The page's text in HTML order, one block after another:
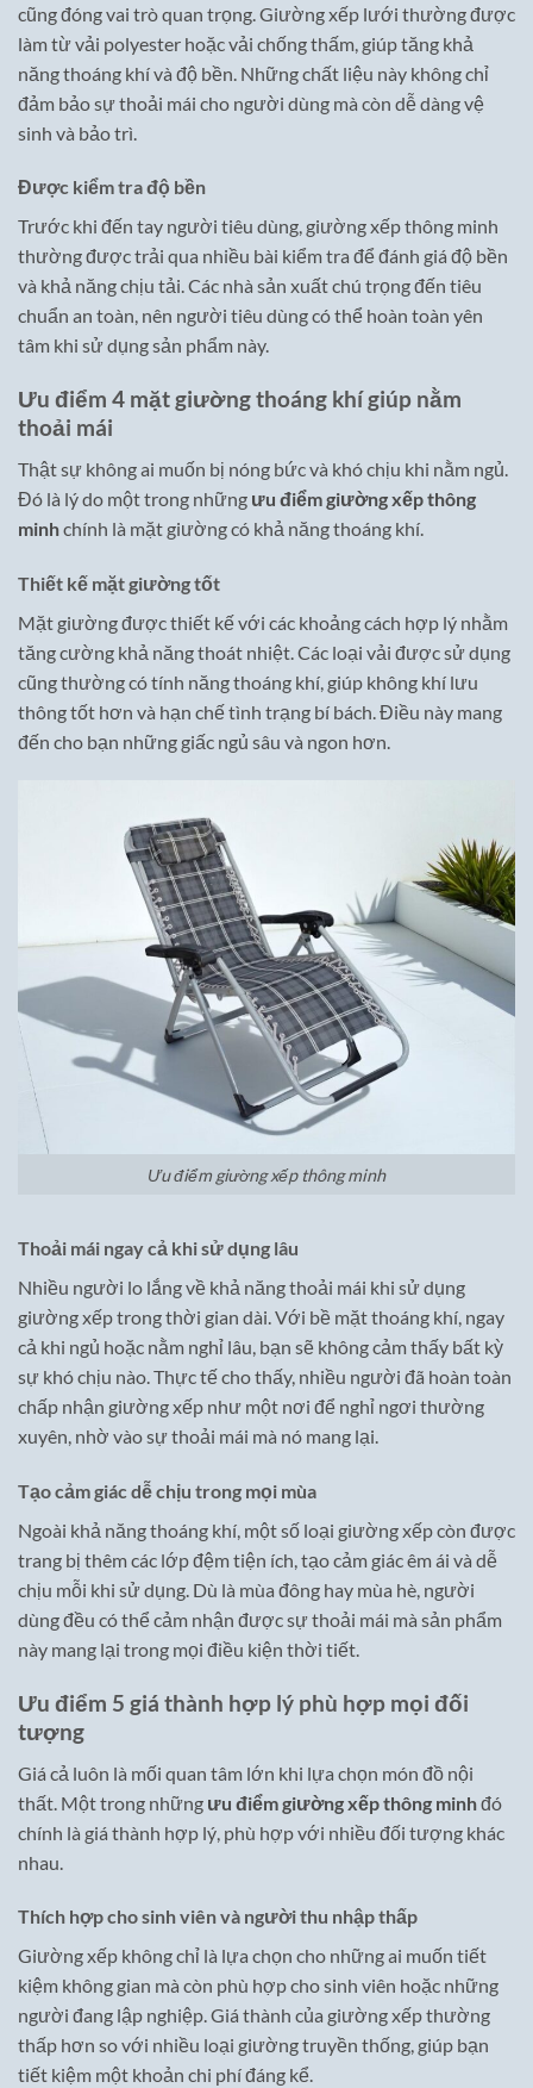
cũng đóng vai trò quan trọng. Giường xếp lưới thường được
làm từ vải polyester hoặc vải chống thấm, giúp tăng khả
năng thoáng khí và độ bền. Những chất liệu này không chỉ
đảm bảo sự thoải mái cho người dùng mà còn dễ dàng vệ
sinh và bảo trì.
Được kiểm tra độ bền
Trước khi đến tay người tiêu dùng, giường xếp thông minh
thường được trải qua nhiều bài kiểm tra để đánh giá độ bền
và khả năng chịu tải. Các nhà sản xuất chú trọng đến tiêu
chuẩn an toàn, nên người tiêu dùng có thể hoàn toàn yên
tâm khi sử dụng sản phẩm này.
Ưu điểm 4 mặt giường thoáng khí giúp nằm
thoải mái
Thật sự không ai muốn bị nóng bức và khó chịu khi nằm ngủ.
Đó là lý do một trong những ưu điểm giường xếp thông
minhchính là mặt giường có khả năng thoáng khí.
Thiết kế mặt giường tốt
Mặt giường được thiết kế với các khoảng cách hợp lý nhằm
tăng cường khả năng thoát nhiệt. Các loại vải được sử dụng
cũng thường có tính năng thoáng khí, giúp không khí lưu
thông tốt hơn và hạn chế tình trạng bí bách. Điều này mang
đến cho bạn những giấc ngủ sâu và ngon hơn.
Ưu điểm giường xếp thông minh
Thoải mái ngay cả khi sử dụng lâu
Nhiều người lo lắng về khả năng thoải mái khi sử dụng
giường xếp trong thời gian dài. Với bề mặt thoáng khí, ngay
cả khi ngủ hoặc nằm nghỉ lâu, bạn sẽ không cảm thấy bất kỳ
sự khó chịu nào. Thực tế cho thấy, nhiều người đã hoàn toàn
chấp nhận giường xếp như một nơi để nghỉ ngơi thường
xuyên, nhờ vào sự thoải mái mà nó mang lại.
Tạo cảm giác dễ chịu trong mọi mùa
Ngoài khả năng thoáng khí, một số loại giường xếp còn được
trang bị thêm các lớp đệm tiện ích, tạo cảm giác êm ái và dễ
chịu mỗi khi sử dụng. Dù là mùa đông hay mùa hè, người
dùng đều có thể cảm nhận được sự thoải mái mà sản phẩm
này mang lại trong mọi điều kiện thời tiết.
Ưu điểm 5 giá thành hợp lý phù hợp mọi đối
tượng
Giá cả luôn là mối quan tâm lớn khi lựa chọn món đồ nội
thất. Một trong những ưu điểm giường xếp thông minhđó
chính là giá thành hợp lý, phù hợp với nhiều đối tượng khác
nhau.
Thích hợp cho sinh viên và người thu nhập thấp
Giường xếp không chỉ là lựa chọn cho những ai muốn tiết
kiệm không gian mà còn phù hợp cho sinh viên hoặc những
người đang lập nghiệp. Giá thành của giường xếp thường
thấp hơn so với nhiều loại giường truyền thống, giúp bạn
tiết kiệm một khoản chi phí đáng kể.